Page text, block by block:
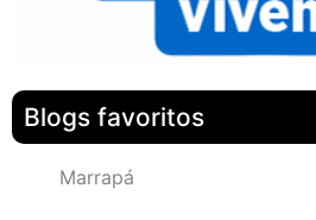
Blogs favoritos
Marrapá